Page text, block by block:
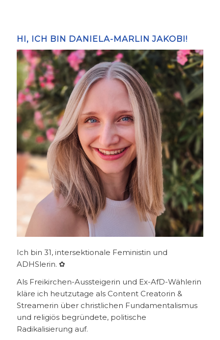
HI, ICH BIN DANIELA-MARLIN JAKOBI!
Ich bin 31, intersektionale Feministin und
ADHSlerin. ✿
Als Freikirchen-Aussteigerin und Ex-AfD-Wählerin
kläre ich heutzutage als Content Creatorin &
Streamerin über christlichen Fundamentalismus
und religiös begründete, politische
Radikalisierung auf.